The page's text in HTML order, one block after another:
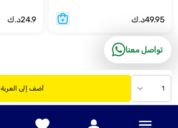
1 أضف إلى العربة
49.95د.ك 24.9د.ك
تواصل معنا